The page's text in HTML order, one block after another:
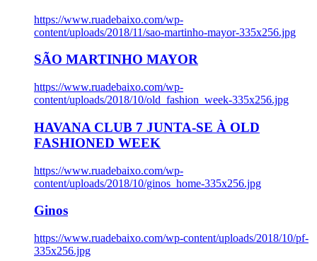
https://www.ruadebaixo.com/wp-
content/uploads/2018/11/sao-martinho-mayor-335x256.jpg
SÃO MARTINHO MAYOR
https://www.ruadebaixo.com/wp-
content/uploads/2018/10/old_fashion_week-335x256.jpg
HAVANA CLUB 7 JUNTA-SE À OLD
FASHIONED WEEK
https://www.ruadebaixo.com/wp-
content/uploads/2018/10/ginos_home-335x256.jpg
Ginos
https://www.ruadebaixo.com/wp-content/uploads/2018/10/pf-
335x256.jpg